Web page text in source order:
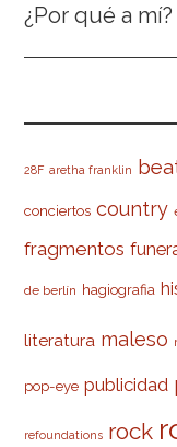
¿Por qué a mí?
28F aretha franklin
conciertos country
fragmentos
de berlín hagiografia
literatura maleso
pop-eye publicidad
refoundations rock